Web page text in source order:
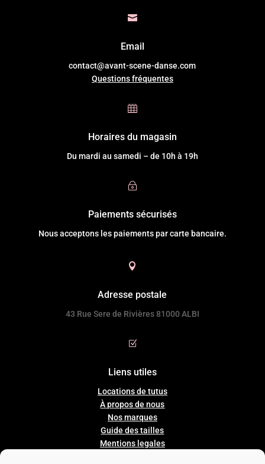

Email
contact@avant-scene-danse.com
Questions fréquentes

Horaires du magasin
Du mardi au samedi – de 10h à 19h
~
Paiements sécurisés
Nous acceptons les paiements par carte bancaire.

Adresse postale
43 Rue Sere de Rivières 81000 ALBI
Z
Liens utiles
Locations de tutus
À propos de nous
Nos marques
Guidedestailles
Mentions legales